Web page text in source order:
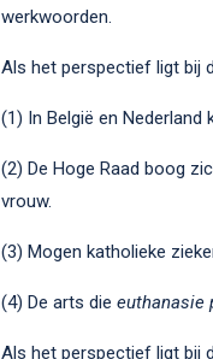
werkwoorden.
Als het perspectief ligt bij
(1) In België en
(2) De Hoge Raad boog
vrouw.
(3) Mogen katholieke
(4) De arts die euthanasie
Als het perspectief ligt bij